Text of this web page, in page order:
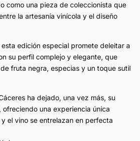
como una pieza de coleccionista que
la artesanía vinícola y el diseño
edición especial promete deleitar a
su perfil complejo y elegante, que
fruta negra, especias y un toque sutil
ha dejado, una vez más, su
ofreciendo una experiencia única
el vino se entrelazan en perfecta